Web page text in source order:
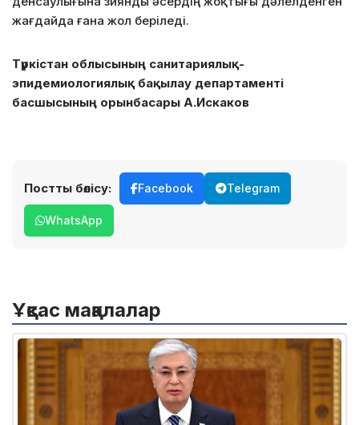
жағдайда ғана жол беріледі.
Түркістан облысының санитариялық-
эпидемиологиялық бақылау департаменті
басшысының орынбасары А.Искаков
Постты бөлісу: Facebook Telegram
WhatsApp
Ұқсас мақалалар